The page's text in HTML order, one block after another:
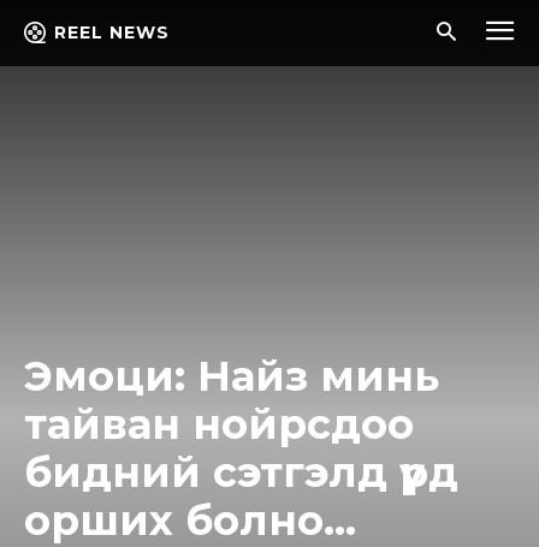
REEL NEWS
Эмоци: Найз минь
тайван нойрсдоо
бидний сэтгэлд үүрд
орших болно…